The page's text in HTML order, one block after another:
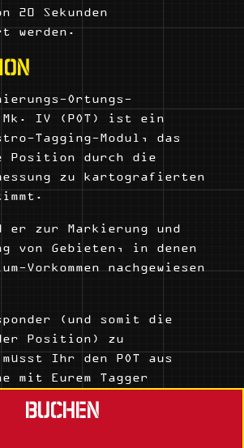
20 Sekunden
werden.
Ortungs-
Mk. IV (POT) ist ein
Tagging-Modul, das
Position durch die
zu kartografierten
er zur Markierung und
von Gebieten, in denen
Vorkommen nachgewiesen
(und somit die
Position) zu
Ihr den POT aus
mit Eurem Tagger
Schwierigkeitsgraden!
BUCHEN